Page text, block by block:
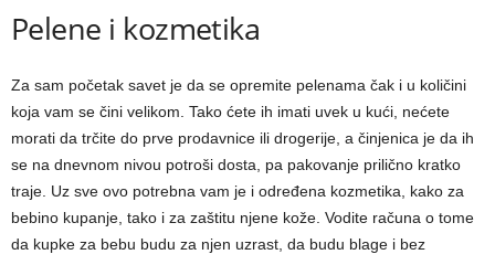
Pelene i kozmetika
Za sam početak savet je da se opremite pelenama čak i u količini
koja vam se čini velikom. Tako ćete ih imati uvek u kući, nećete
morati da trčite do prve prodavnice ili drogerije, a činjenica je da ih
se na dnevnom nivou potroši dosta, pa pakovanje prilično kratko
traje. Uz sve ovo potrebna vam je i određena kozmetika, kako za
bebino kupanje, tako i za zaštitu njene kože. Vodite računa o tome
da kupke za bebu budu za njen uzrast, da budu blage i bez